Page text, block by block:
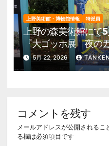
上野美術館・博物館情報 特派員
上野の森美術館にて
『大ゴッホ展 夜の
催。 上野公園 美術
報他
5月 22, 2026
コメントを残す
メールアドレスが公開されるこ
る欄は必須項目です